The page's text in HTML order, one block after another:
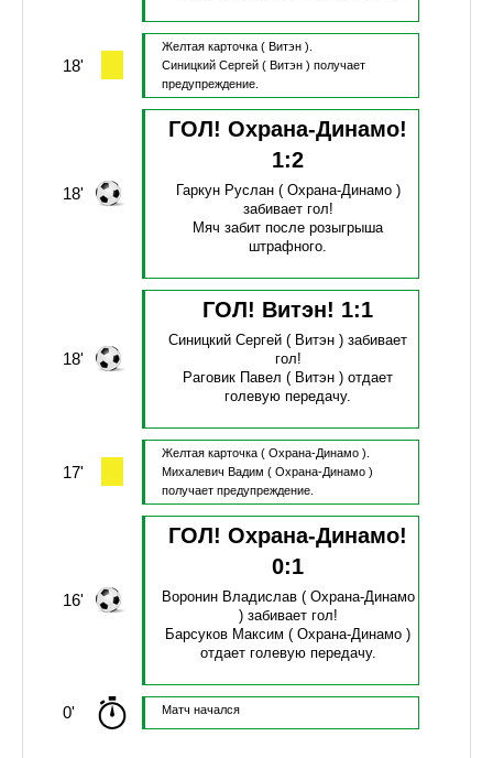
18'
Желтая карточка ( Витэн ).
Синицкий Сергей( Витэн ) получает
предупреждение.
18'
ГОЛ! Охрана-Динамо!
1:2
Гаркун Руслан( Охрана-Динамо )
забивает гол!
Мяч забит после розыгрыша
штрафного.
18'
ГОЛ! Витэн! 1:1
Синицкий Сергей ( Витэн )забивает
гол!
Раговик Павел ( Витэн )отдает
голевую передачу.
17'
Желтая карточка ( Охрана-Динамо ).
Михалевич Вадим ( Охрана-Динамо )
получает предупреждение.
16'
ГОЛ! Охрана-Динамо!
0:1
Воронин Владислав( Охрана-Динамо
) забивает гол!
Барсуков Максим ( Охрана-Динамо )
отдает голевую передачу.
0' Матч начался